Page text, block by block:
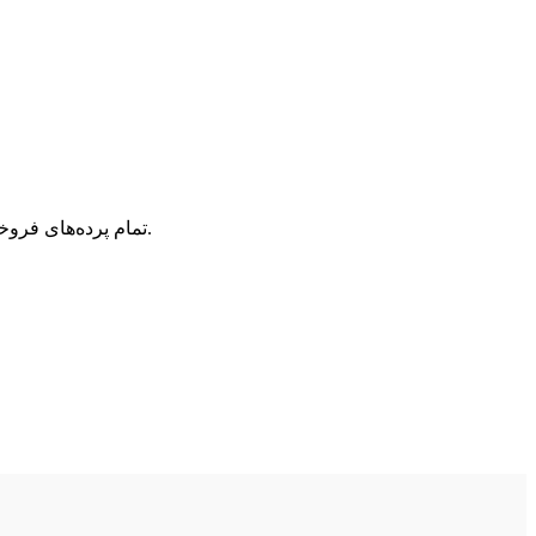
تمام پرده‌های فروخته شده در اویم دکور دارای گارانتی کیفیت هستند. در صورت وجود هرگونه مشکل در محصول، تیم پشتیبانی ما آماده پاسخگویی به شماست.